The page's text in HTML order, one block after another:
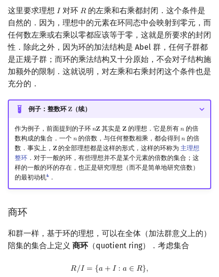
这里要求理想 𝐼
I对环 𝑅
R 的左乘和右乘都封闭．这个条件是
自然的．因为，理想中的元素在环同态中会映射到零元，而
任何数左乘或右乘以零都应该等于零，这就是所要求的封闭
性．除此之外，因为环的加法结构是 Abel 群，任何子群都
是正规子群；而环的乘法结构又十分原始，不会对子结构施
加额外的限制．这就说明，对左乘和右乘封闭这个条件也是
充分的．
例子：整数环 𝐙
Z（续）
作为例子，前面提到的子环 𝑛𝐙
nZ 其实是 𝐙
Z 的理想．它是所有𝑛
n的倍
数构成的集合．一个 𝑛
n的倍数，与任何整数相乘，都会得到𝑛
n的倍
数．事实上， 𝐙
Z的全部理想都是这样的形式，这样的环称为 主理想
整环．对于一般的环，有些理想并不是某个元素的倍数的集合；这
样的一般的环的存在，也正是研究理想（而不是简单地研究倍数）
的最初动机4 ．
商环
和群一样，基于环的理想，可以在全体（加法群意义上的）
陪集的集合上定义 商环（quotient ring）．考虑集合
𝑅/𝐼 = {𝑎 +𝐼 : 𝑎 ∈ 𝑅},
R/ I={a+I :a∈R},